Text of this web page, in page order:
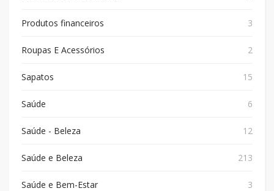
Produtos financeiros 3
Roupas E Acessórios 2
Sapatos 15
Saúde 6
Saúde - Beleza 12
Saúde e Beleza 213
Saúde e Bem-Estar 3